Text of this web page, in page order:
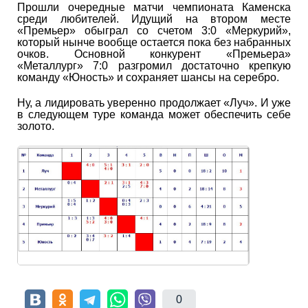
Прошли очередные матчи чемпионата Каменска
среди любителей. Идущий на втором месте
«Премьер» обыграл со счетом 3:0 «Меркурий»,
который нынче вообще остается пока без набранных
очков. Основной конкурент «Премьера»
«Металлург» 7:0 разгромил достаточно крепкую
команду «Юность» и сохраняет шансы на серебро.
Ну, а лидировать уверенно продолжает «Луч». И уже
в следующем туре команда может обеспечить себе
золото.
0